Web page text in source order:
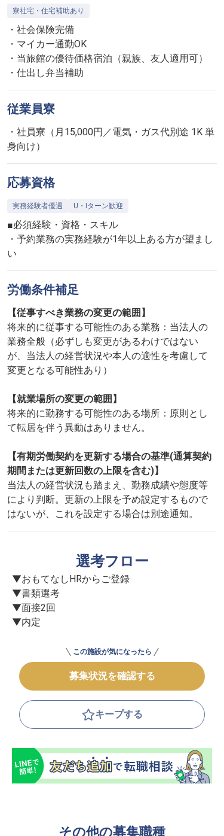
寮社宅・住宅補助あり
・社会保険完備
・マイカー通勤OK
・当旅館の優待価格宿泊（親族、友人適用可）
・仕出し弁当補助
従業員寮
・社員寮（月15,000円／電気・ガス代別途 1K 単
身向け）
応募資格
実務経験者優遇 U・Iターン歓迎
■必須経験・資格・スキル
・予約業務の実務経験が1年以上ある方が望まし
い
労働条件補足
【従事すべき業務の変更の範囲】
将来的に従事する可能性のある業務：当法人の
業務全般（必ずしも変更があるわけではない
が、当法人の経営状況や本人の適性を考慮して
変更となる可能性あり）
【就業場所の変更の範囲】
将来的に勤務する可能性のある場所：原則とし
て転居を伴う異動はありません。
【有期労働契約を更新する場合の基準(通算契約
期間または更新回数の上限を含む)】
当法人の経営状況も踏まえ、勤務成績や態度等
により判断。更新の上限を予め設定するもので
はないが、これを設定する場合は別途通知。
選考フロー
▼おもてなしHRからご登録
▼書類選考
▼面接2回
▼内定
この施設が気になったら
募集状況を確認する
キープする
その他の募集職種